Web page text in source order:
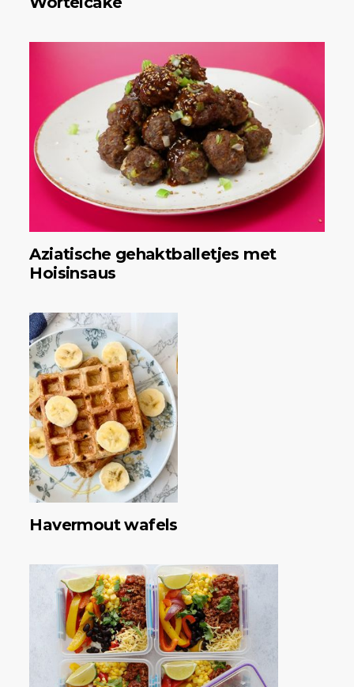
Aziatische gehaktballetjes met
Hoisinsaus
Havermout wafels